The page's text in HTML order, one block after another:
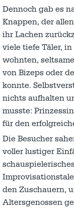
Dennoch gab es
Knappen, der
ihr Lachen
viele tiefe Täler,
wohnten,
von Bizeps oder
konnte.
nichts aufhalten
musste:
für den
Die Besucher
voller lustiger
den Zuschauern,
Altersgenossen